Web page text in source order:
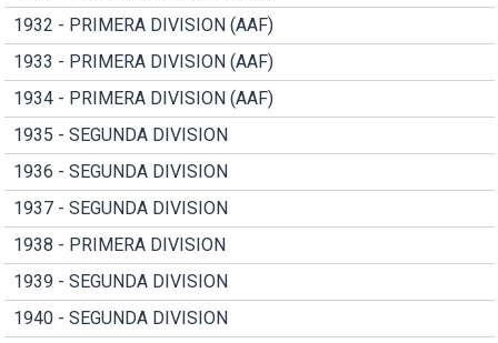
1932 - PRIMERA DIVISION (AAF)
1933 - PRIMERA DIVISION (AAF)
1934 - PRIMERA DIVISION (AAF)
1935 - SEGUNDA DIVISION
1936 - SEGUNDA DIVISION
1937 - SEGUNDA DIVISION
1938 - PRIMERA DIVISION
1939 - SEGUNDA DIVISION
1940 - SEGUNDA DIVISION